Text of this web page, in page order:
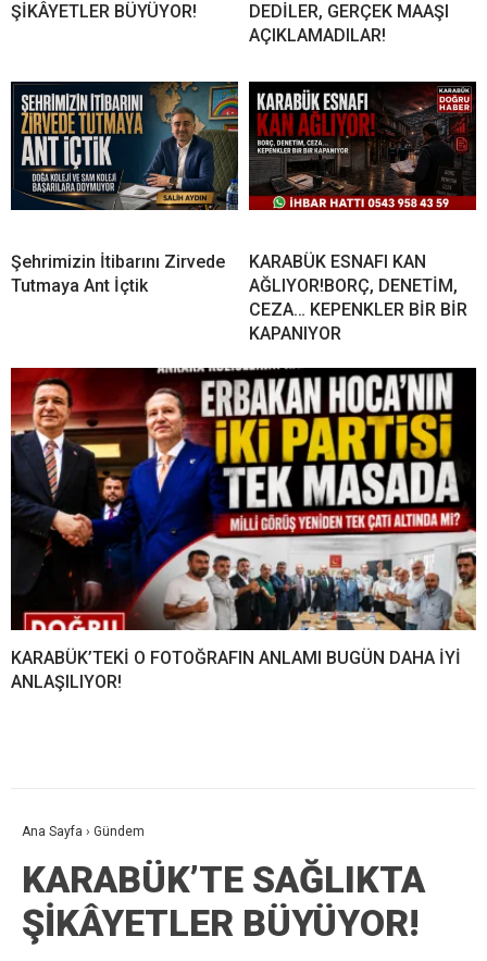
ŞİKÂYETLER BÜYÜYOR!
DEDİLER, GERÇEK MAAŞI
AÇIKLAMADILAR!
Şehrimizin İtibarını Zirvede
Tutmaya Ant İçtik
KARABÜK ESNAFI KAN
AĞLIYOR!BORÇ, DENETİM,
CEZA… KEPENKLER BİR BİR
KAPANIYOR
KARABÜK’TEKİ O FOTOĞRAFIN ANLAMI BUGÜN DAHA İYİ
ANLAŞILIYOR!
Ana Sayfa › Gündem
KARABÜK’TE SAĞLIKTA
ŞİKÂYETLER BÜYÜYOR!